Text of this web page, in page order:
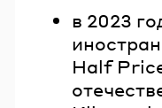
в 2023
Half